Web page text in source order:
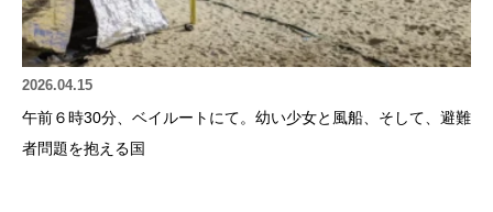
2026.04.15
午前６時30分、ベイルートにて。幼い少女と風船、そして、避難
者問題を抱える国